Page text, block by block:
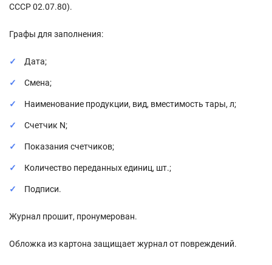
СССР 02.07.80).
Графы для заполнения:
Дата;
Смена;
Наименование продукции, вид, вместимость тары, л;
Счетчик N;
Показания счетчиков;
Количество переданных единиц, шт.;
Подписи.
Журнал прошит, пронумерован.
Обложка из картона защищает журнал от повреждений.